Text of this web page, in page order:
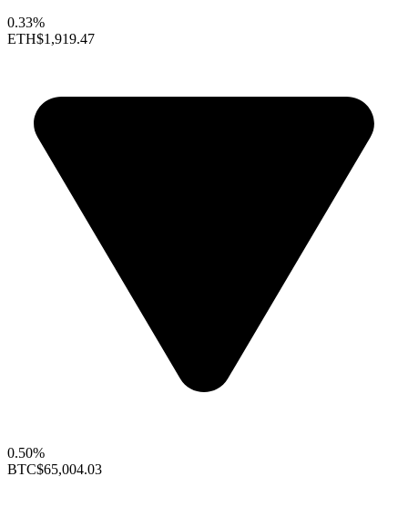
0.33%
ETH$1,919.47
0.50%
BTC$65,004.03